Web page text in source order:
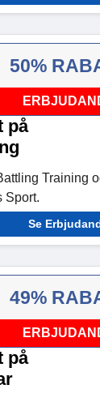
50%
på
Training
Sport.
Se
49%
på